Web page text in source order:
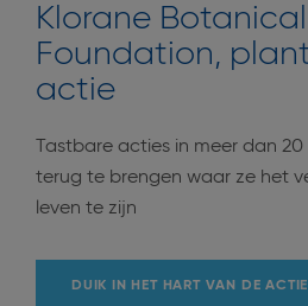
Klorane Botanical
Foundation,
actie
Tastbare acties in meer dan
terug te brengen waar ze het
leven te zijn
DUIK IN HET HART VAN DE ACTIE